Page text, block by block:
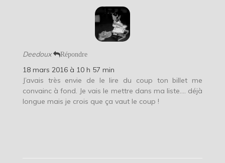
Deedoux Répondre
18 mars 2016 à 10 h 57 min
J’avais très envie de le lire du coup ton billet me
convainc à fond. Je vais le mettre dans ma liste…. déjà
longue mais je crois que ça vaut le coup !